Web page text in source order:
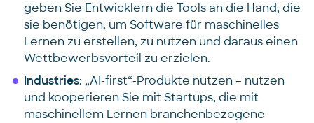
geben Sie Entwicklern die Tools an die Hand, die
sie benötigen, um Software für maschinelles
Lernen zu erstellen, zu nutzen und daraus einen
Wettbewerbsvorteil zu erzielen.
Industries: „AI-first“-Produkte nutzen – nutzen
und kooperieren Sie mit Startups, die mit
maschinellem Lernen branchenbezogene